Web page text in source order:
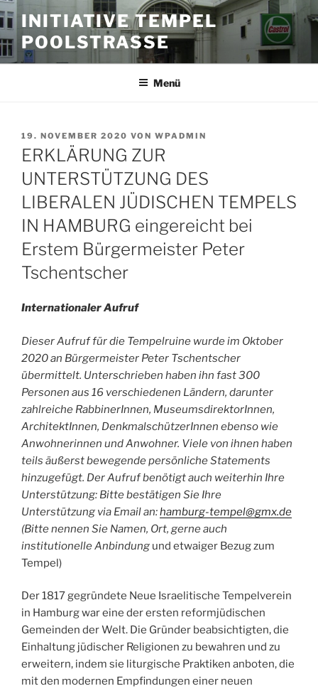
Zum
Inhalt
springen
INITIATIVE TEMPEL
POOLSTRASSE
Menü
VERÖFFENTLICHT
AM
19. NOVEMBER 2020 VON WPADMIN
ERKLÄRUNG ZUR
UNTERSTÜTZUNG DES
LIBERALEN JÜDISCHEN TEMPELS
IN HAMBURG eingereicht bei
Erstem Bürgermeister Peter
Tschentscher
Internationaler Aufruf
Dieser Aufruf für die Tempelruine wurde im Oktober
2020 an Bürgermeister Peter Tschentscher
übermittelt. Unterschrieben haben ihn fast 300
Personen aus 16 verschiedenen Ländern, darunter
zahlreiche RabbinerInnen, MuseumsdirektorInnen,
ArchitektInnen, DenkmalschützerInnen ebenso wie
Anwohnerinnen und Anwohner. Viele von ihnen haben
teils äußerst bewegende persönliche Statements
hinzugefügt. Der Aufruf benötigt auch weiterhin Ihre
Unterstützung: Bitte bestätigen Sie Ihre
Unterstützung via Email an:hamburg-tempel@gmx.de
(Bitte nennen Sie Namen, Ort, gerne auch
institutionelle Anbindung und etwaiger Bezug zum
Tempel)
Der 1817 gegründete Neue Israelitische Tempelverein
in Hamburg war eine der ersten reformjüdischen
Gemeinden der Welt. Die Gründer beabsichtigten, die
Einhaltung jüdischer Religionen zu bewahren und zu
erweitern, indem sie liturgische Praktiken anboten, die
mit den modernen Empfindungen einer neuen